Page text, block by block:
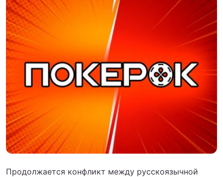
Продолжается конфликт между русскоязычной